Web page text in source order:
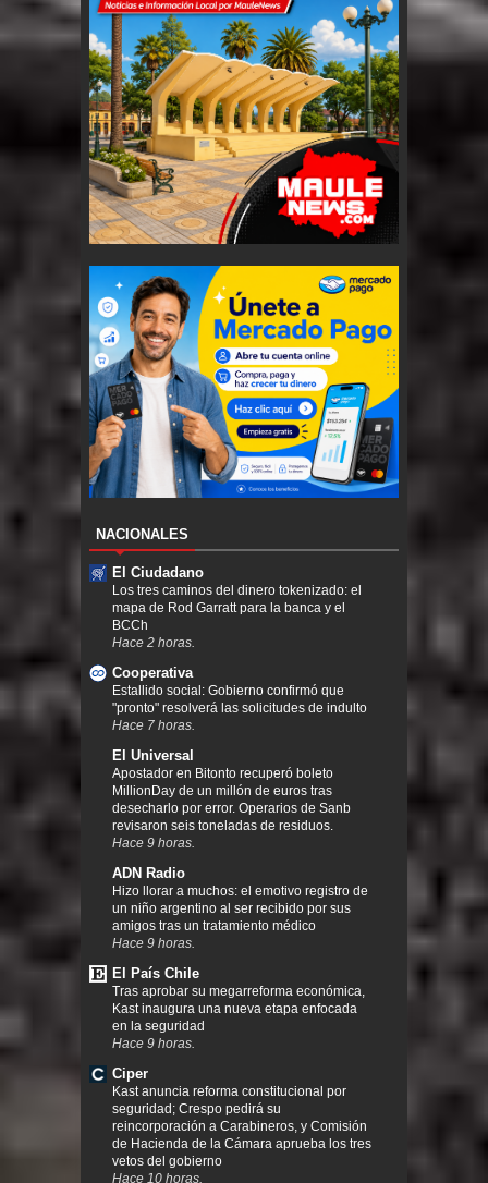
NACIONALES
El Ciudadano
Los tres caminos del dinero tokenizado: el
mapa de Rod Garratt para la banca y el
BCCh
Hace 2 horas.
Cooperativa
Estallido social: Gobierno confirmó que
"pronto" resolverá las solicitudes de indulto
Hace 7 horas.
El Universal
Apostador en Bitonto recuperó boleto
MillionDay de un millón de euros tras
desecharlo por error. Operarios de Sanb
revisaron seis toneladas de residuos.
Hace 9 horas.
ADN Radio
Hizo llorar a muchos: el emotivo registro de
un niño argentino al ser recibido por sus
amigos tras un tratamiento médico
Hace 9 horas.
El País Chile
Tras aprobar su megarreforma económica,
Kast inaugura una nueva etapa enfocada
en la seguridad
Hace 9 horas.
Ciper
Kast anuncia reforma constitucional por
seguridad; Crespo pedirá su
reincorporación a Carabineros, y Comisión
de Hacienda de la Cámara aprueba los tres
vetos del gobierno
Hace 10 horas.